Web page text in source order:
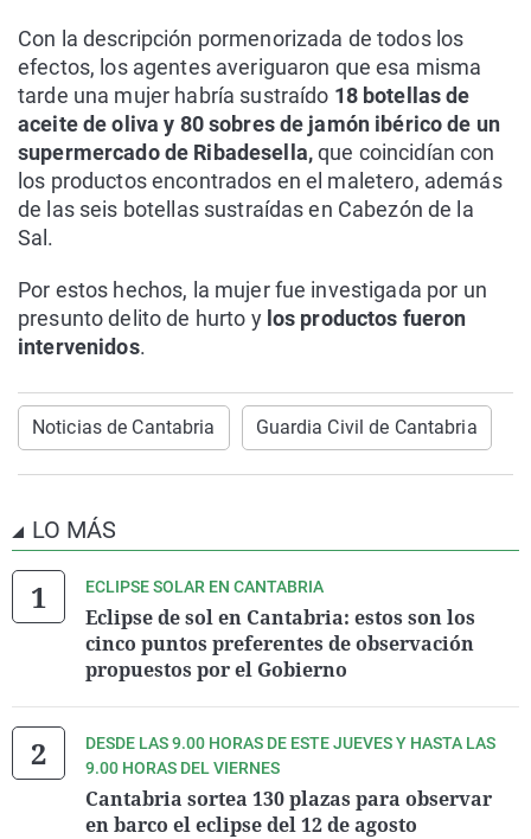
Con la descripción pormenorizada de todos los
efectos, los agentes averiguaron que esa misma
tarde una mujer habría sustraído 18 botellas de
aceite de oliva y 80 sobres de jamón ibérico de un
supermercado de Ribadesella,que coincidían con
los productos encontrados en el maletero, además
de las seis botellas sustraídas en Cabezón de la
Sal.
Por estos hechos, la mujer fue investigada por un
presunto delito de hurto y los productos fueron
intervenidos.
Noticias de Cantabria Guardia Civil de Cantabria
LO MÁS
ECLIPSE SOLAR EN CANTABRIA
Eclipse de sol en Cantabria: estos son los
cinco puntos preferentes de observación
propuestos por el Gobierno
DESDE LAS 9.00 HORAS DE ESTE JUEVES Y HASTA LAS
9.00 HORAS DEL VIERNES
Cantabria sortea 130 plazas para observar
en barco el eclipse del 12 de agosto